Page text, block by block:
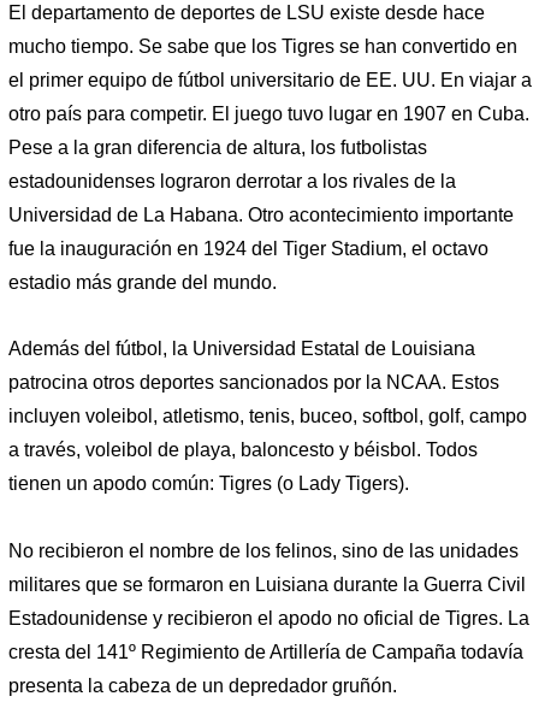
El departamento de deportes de LSU existe desde hace
mucho tiempo. Se sabe que los Tigres se han convertido en
el primer equipo de fútbol universitario de EE. UU. En viajar a
otro país para competir. El juego tuvo lugar en 1907 en Cuba.
Pese a la gran diferencia de altura, los futbolistas
estadounidenses lograron derrotar a los rivales de la
Universidad de La Habana. Otro acontecimiento importante
fue la inauguración en 1924 del Tiger Stadium, el octavo
estadio más grande del mundo.
Además del fútbol, ​​la Universidad Estatal de Louisiana
patrocina otros deportes sancionados por la NCAA. Estos
incluyen voleibol, atletismo, tenis, buceo, softbol, ​​golf, campo
a través, voleibol de playa, baloncesto y béisbol. Todos
tienen un apodo común: Tigres (o Lady Tigers).
No recibieron el nombre de los felinos, sino de las unidades
militares que se formaron en Luisiana durante la Guerra Civil
Estadounidense y recibieron el apodo no oficial de Tigres. La
cresta del 141º Regimiento de Artillería de Campaña todavía
presenta la cabeza de un depredador gruñón.